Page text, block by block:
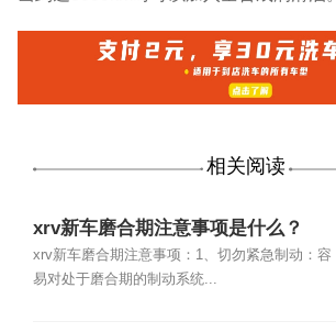
相关阅读
xrv新车磨合期注意事项是什么？
xrv新车磨合期注意事项：1、切勿紧急制动：容
易对处于磨合期的制动系统...